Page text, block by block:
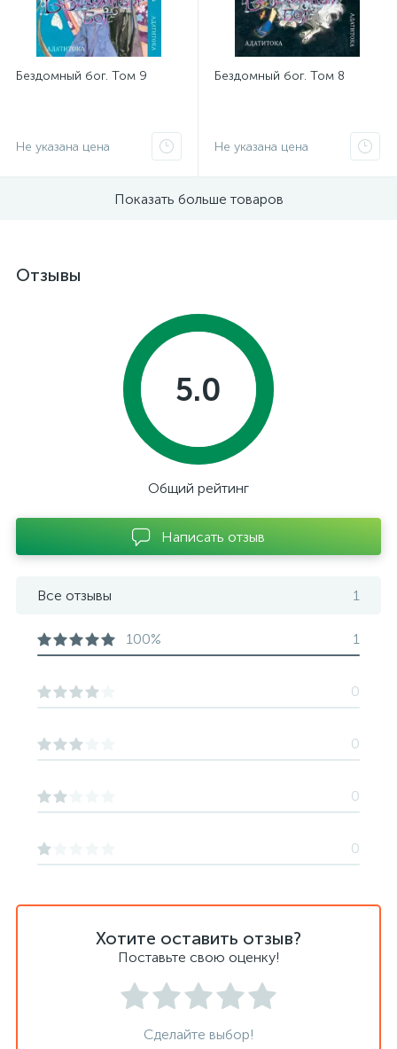
Бездомный бог. Том 9
Не указана цена
Бездомный бог. Том 8
Не указана цена
Показать больше товаров
Отзывы
Хотите оставить отзыв?
Поставьте свою оценку!
Сделайте выбор!
5.0
Общий рейтинг
Написать отзыв
Все отзывы 1
100% 1
0
0
0
0